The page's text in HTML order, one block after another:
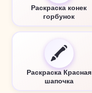
Раскраска конек
горбунок
🖍️
Раскраска Красная
шапочка